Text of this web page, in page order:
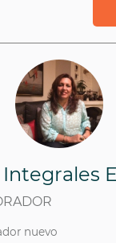
nuevo